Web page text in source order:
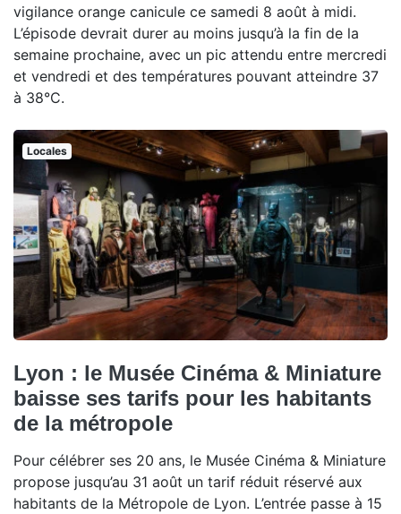
vigilance orange canicule ce samedi 8 août à midi.
L’épisode devrait durer au moins jusqu’à la fin de la
semaine prochaine, avec un pic attendu entre mercredi
et vendredi et des températures pouvant atteindre 37
à 38°C.
Locales
Lyon : le Musée Cinéma & Miniature
baisse ses tarifs pour les habitants
de la métropole
Pour célébrer ses 20 ans, le Musée Cinéma & Miniature
propose jusqu’au 31 août un tarif réduit réservé aux
habitants de la Métropole de Lyon. L’entrée passe à 15